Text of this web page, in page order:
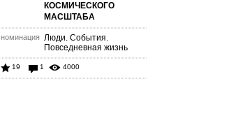
КОСМИЧЕСКОГО
МАСШТАБА
номинация Люди. События.
Повседневная жизнь
19 1 4000